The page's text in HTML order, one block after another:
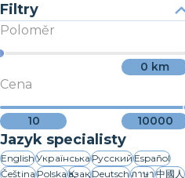
Filtry
Poloměr
0 km
Cena
10 10000
Jazyk specialisty
EnglishУкраїнськаРусскийEspañol
ČeštinaPolskaҚазақDeutschภาษา中國人